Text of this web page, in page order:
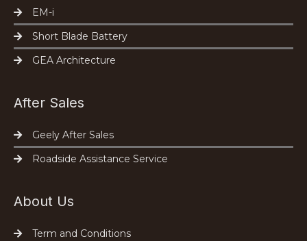
EM-i
Short Blade Battery
GEA Architecture
After Sales
Geely After Sales
Roadside Assistance Service
About Us
Term and Conditions